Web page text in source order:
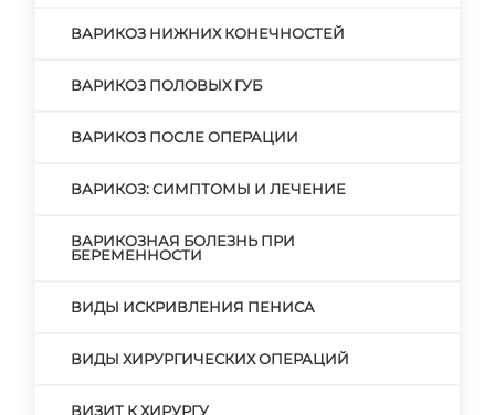
ВАРИКОЗ НИЖНИХ КОНЕЧНОСТЕЙ
ВАРИКОЗ ПОЛОВЫХ ГУБ
ВАРИКОЗ ПОСЛЕ ОПЕРАЦИИ
ВАРИКОЗ: СИМПТОМЫ И ЛЕЧЕНИЕ
ВАРИКОЗНАЯ БОЛЕЗНЬ ПРИ
БЕРЕМЕННОСТИ
ВИДЫ ИСКРИВЛЕНИЯ ПЕНИСА
ВИДЫ ХИРУРГИЧЕСКИХ ОПЕРАЦИЙ
ВИЗИТ К ХИРУРГУ